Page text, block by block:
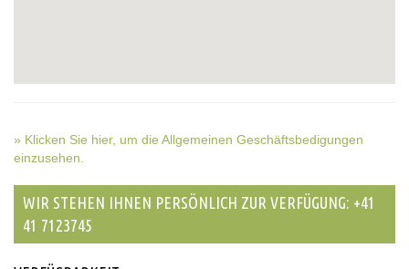
» Klicken Sie hier, um die Allgemeinen Geschäftsbedigungen
einzusehen.
WIR STEHEN IHNEN PERSÖNLICH ZUR VERFÜGUNG: +41
41 7123745